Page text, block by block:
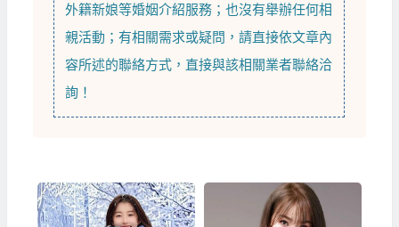
外籍新娘等婚姻介紹服務；也沒有舉辦任何相
親活動；有相關需求或疑問，請直接依文章內
容所述的聯絡方式，直接與該相關業者聯絡洽
詢！